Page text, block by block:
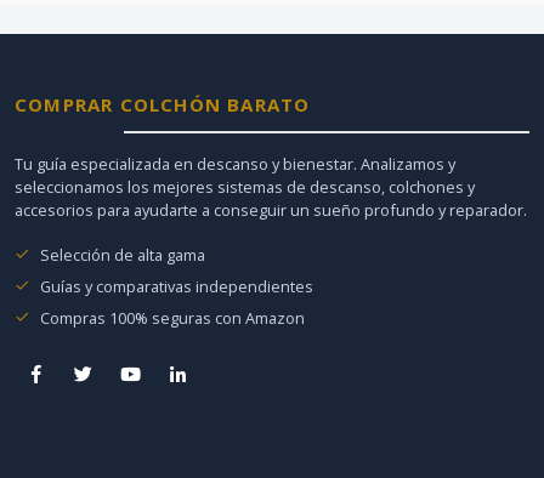
COMPRAR COLCHÓN BARATO
Tu guía especializada en descanso y bienestar. Analizamos y
seleccionamos los mejores sistemas de descanso, colchones y
accesorios para ayudarte a conseguir un sueño profundo y reparador.
Selección de alta gama
Guías y comparativas independientes
Compras 100% seguras con Amazon